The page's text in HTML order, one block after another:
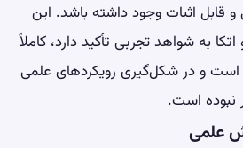
قابل اثبات وجود داشته باشد. این
به شواهد تجربی تأکید دارد، کاملاً
است و در شکل‌گیری رویکردهای علمی
نبوده است.
علمی